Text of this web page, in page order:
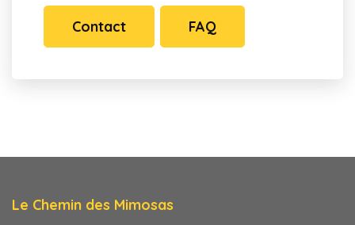
Contact FAQ
Le Chemin des Mimosas